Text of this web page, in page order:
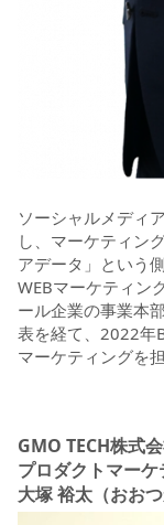
ソーシャルメディ
し、マーケティン
アデータ」という
WEBマーケティン
ール企業の事業本
表を経て、2022年
マーケティングを担
GMO TECH株式
プロダクトマー
大塚 裕太（おおつ